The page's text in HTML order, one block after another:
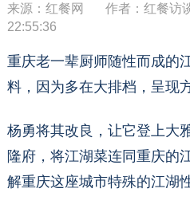
来源：红餐网 作者：红餐访
22:55:36
重庆老一辈厨师随性而成的
料，因为多在大排档，呈现
杨勇将其改良，让它登上大
隆府，将江湖菜连同重庆的
解重庆这座城市特殊的江湖